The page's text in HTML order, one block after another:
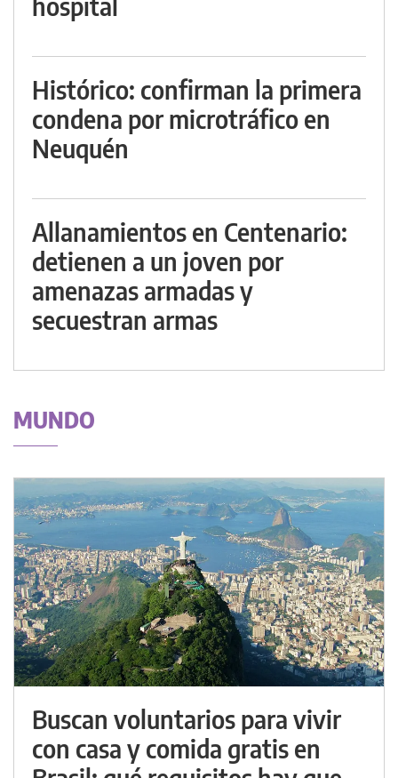
Histórico: confirman la primera
condena por microtráfico en
Neuquén
Allanamientos en Centenario:
detienen a un joven por
amenazas armadas y
secuestran armas
MUNDO
Buscan voluntarios para vivir
con casa y comida gratis en